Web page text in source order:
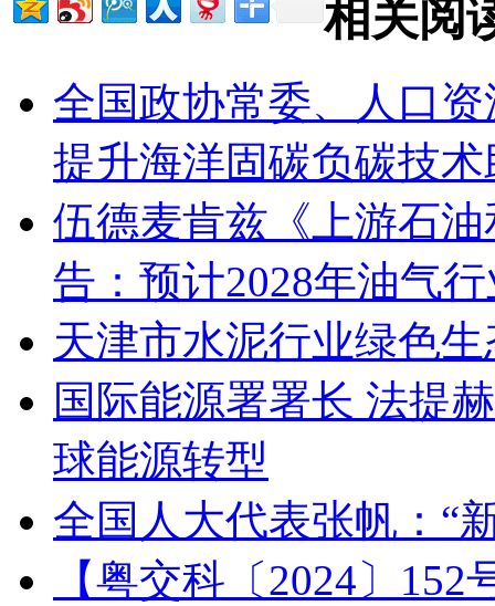
相关阅
全国政协常委、人口
提升海洋固碳负碳技
伍德麦肯兹《上游石
告：预计2028年油气
天津市水泥行业绿色
国际能源署署长 法提
球能源转型
全国人大代表张帆：“
【粤交科〔2024〕